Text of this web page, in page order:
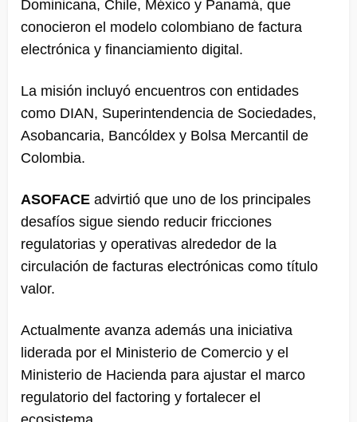
Dominicana, Chile, México y Panamá, que
conocieron el modelo colombiano de factura
electrónica y financiamiento digital.
La misión incluyó encuentros con entidades
como DIAN, Superintendencia de Sociedades,
Asobancaria, Bancóldex y Bolsa Mercantil de
Colombia.
ASOFACE advirtió que uno de los principales
desafíos sigue siendo reducir fricciones
regulatorias y operativas alrededor de la
circulación de facturas electrónicas como título
valor.
Actualmente avanza además una iniciativa
liderada por el Ministerio de Comercio y el
Ministerio de Hacienda para ajustar el marco
regulatorio del factoring y fortalecer el